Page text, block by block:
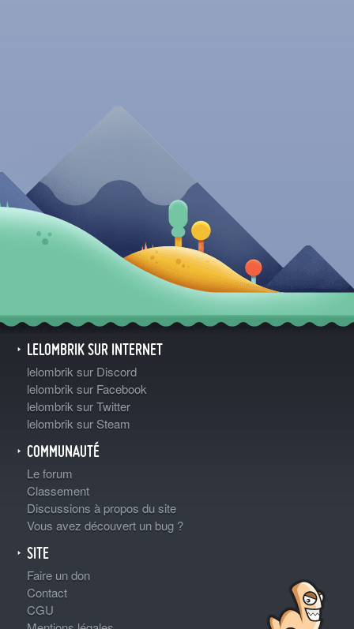
LELOMBRIK SUR INTERNET
lelombrik sur Discord
lelombrik sur Facebook
lelombrik sur Twitter
lelombrik sur Steam
COMMUNAUTÉ
Le forum
Classement
Discussions à propos du site
Vous avez découvert un bug ?
SITE
Faire un don
Contact
CGU